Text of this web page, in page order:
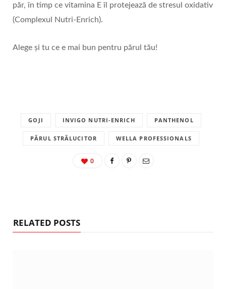
păr, în timp ce vitamina E îl protejează de stresul oxidativ
(Complexul Nutri-Enrich).
Alege și tu ce e mai bun pentru părul tău!
GOJI INVIGO NUTRI-ENRICH PANTHENOL
PĂRUL STRĂLUCITOR WELLA PROFESSIONALS
0
RELATED POSTS